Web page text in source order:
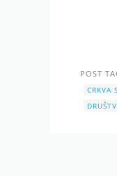
POST
CRKVA